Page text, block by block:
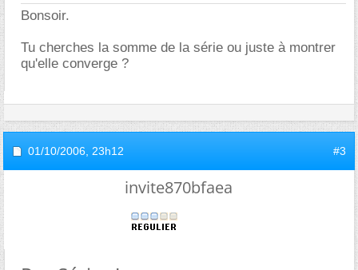
Bonsoir.
Tu cherches la somme de la série ou juste à montrer
qu'elle converge ?
01/10/2006, 23h12 #3
invite870bfaea